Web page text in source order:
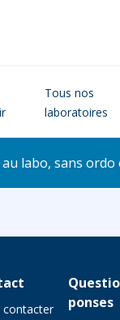
Tous nos
laboratoires
labo, sans
contacter
ponses